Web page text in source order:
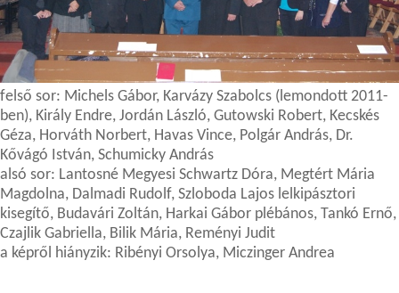
felső sor: Michels Gábor, Karvázy Szabolcs (lemondott 2011-
ben), Király Endre, Jordán László, Gutowski Robert, Kecskés
Géza, Horváth Norbert, Havas Vince, Polgár András, Dr.
Kővágó István, Schumicky András
alsó sor: Lantosné Megyesi Schwartz Dóra, Megtért Mária
Magdolna, Dalmadi Rudolf, Szloboda Lajos lelkipásztori
kisegítő, Budavári Zoltán, Harkai Gábor plébános, Tankó Ernő,
Czajlik Gabriella, Bilik Mária, Reményi Judit
a képről hiányzik: Ribényi Orsolya, Miczinger Andrea